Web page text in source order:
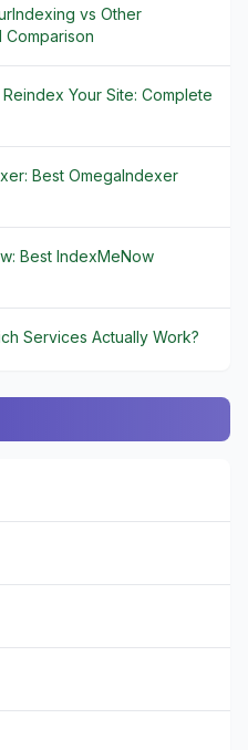
vs Other
Your Site: Complete
Best OmegaIndexer
Best IndexMeNow
Services Actually Work?